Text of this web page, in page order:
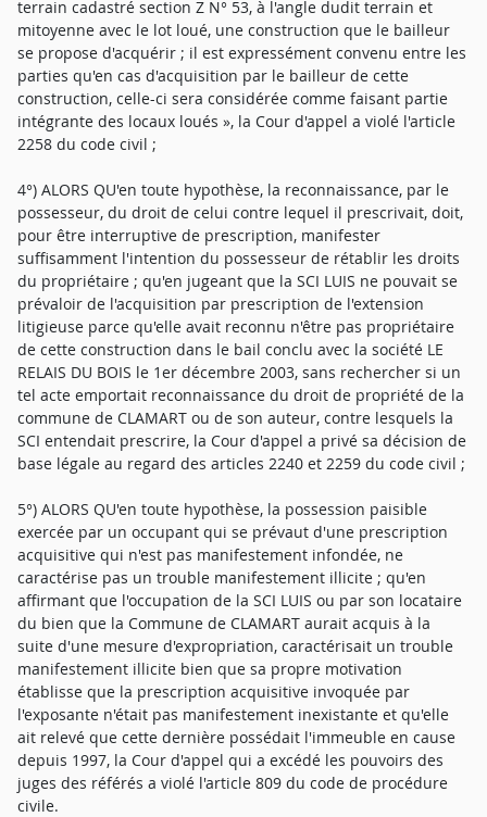
terrain cadastré section Z N° 53, à l'angle dudit terrain et
mitoyenne avec le lot loué, une construction que le bailleur
se propose d'acquérir ; il est expressément convenu entre les
parties qu'en cas d'acquisition par le bailleur de cette
construction, celle-ci sera considérée comme faisant partie
intégrante des locaux loués », la Cour d'appel a violé l'article
2258 du code civil ;
4°) ALORS QU'en toute hypothèse, la reconnaissance, par le
possesseur, du droit de celui contre lequel il prescrivait, doit,
pour être interruptive de prescription, manifester
suffisamment l'intention du possesseur de rétablir les droits
du propriétaire ; qu'en jugeant que la SCI LUIS ne pouvait se
prévaloir de l'acquisition par prescription de l'extension
litigieuse parce qu'elle avait reconnu n'être pas propriétaire
de cette construction dans le bail conclu avec la société LE
RELAIS DU BOIS le 1er décembre 2003, sans rechercher si un
tel acte emportait reconnaissance du droit de propriété de la
commune de CLAMART ou de son auteur, contre lesquels la
SCI entendait prescrire, la Cour d'appel a privé sa décision de
base légale au regard des articles 2240 et 2259 du code civil ;
5°) ALORS QU'en toute hypothèse, la possession paisible
exercée par un occupant qui se prévaut d'une prescription
acquisitive qui n'est pas manifestement infondée, ne
caractérise pas un trouble manifestement illicite ; qu'en
affirmant que l'occupation de la SCI LUIS ou par son locataire
du bien que la Commune de CLAMART aurait acquis à la
suite d'une mesure d'expropriation, caractérisait un trouble
manifestement illicite bien que sa propre motivation
établisse que la prescription acquisitive invoquée par
l'exposante n'était pas manifestement inexistante et qu'elle
ait relevé que cette dernière possédait l'immeuble en cause
depuis 1997, la Cour d'appel qui a excédé les pouvoirs des
juges des référés a violé l'article 809 du code de procédure
civile.